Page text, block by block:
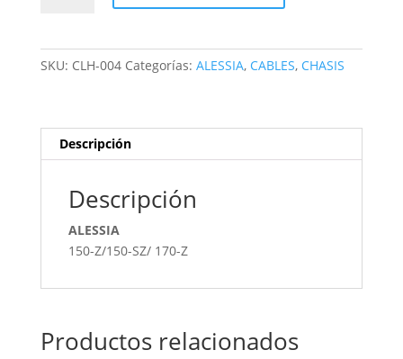
SKU: CLH-004 Categorías: ALESSIA, CABLES, CHASIS
Descripción
Descripción
ALESSIA
150-Z/150-SZ/ 170-Z
Productos relacionados